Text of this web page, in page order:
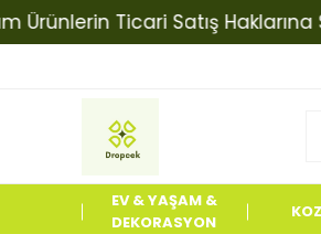
Ticari Satış Haklarına
EV & YAŞAM &
DEKORASYON